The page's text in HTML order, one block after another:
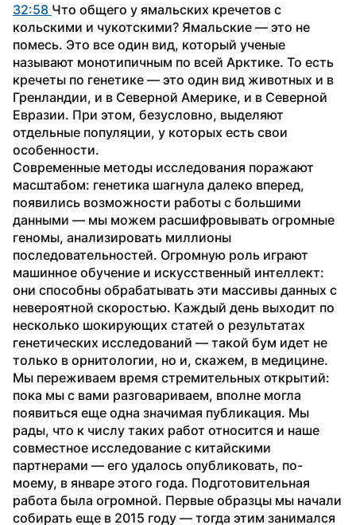
32:58 Что общего у ямальских кречетов с
кольскими и чукотскими? Ямальские — это не
помесь. Это все один вид, который ученые
называют монотипичным по всей Арктике. То есть
кречеты по генетике — это один вид животных и в
Гренландии, и в Северной Америке, и в Северной
Евразии. При этом, безусловно, выделяют
отдельные популяции, у которых есть свои
особенности.
Современные методы исследования поражают
масштабом: генетика шагнула далеко вперед,
появились возможности работы с большими
данными — мы можем расшифровывать огромные
геномы, анализировать миллионы
последовательностей. Огромную роль играют
машинное обучение и искусственный интеллект:
они способны обрабатывать эти массивы данных с
невероятной скоростью. Каждый день выходит по
несколько шокирующих статей о результатах
генетических исследований — такой бум идет не
только в орнитологии, но и, скажем, в медицине.
Мы переживаем время стремительных открытий:
пока мы с вами разговариваем, вполне могла
появиться еще одна значимая публикация. Мы
рады, что к числу таких работ относится и наше
совместное исследование с китайскими
партнерами — его удалось опубликовать, по-
моему, в январе этого года. Подготовительная
работа была огромной. Первые образцы мы начали
собирать еще в 2015 году — тогда этим занимался